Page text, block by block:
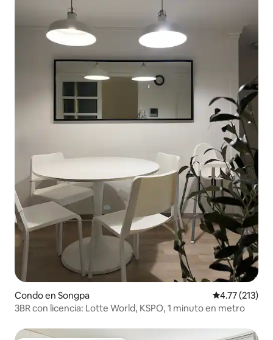
Condo en Songpa Calificación
4.77 (213)
3BR con licencia: Lotte World, KSPO, 1 minuto en metro